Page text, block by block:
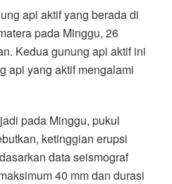
api aktif yang berada di
pada Minggu, 26
Kedua gunung api aktif ini
api yang aktif mengalami
pada Minggu, pukul
ketinggian erupsi
data seismograf
40 mm dan durasi